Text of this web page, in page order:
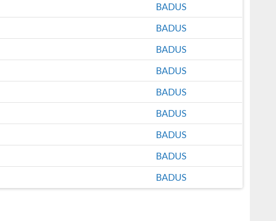
BADUS
BADUS
BADUS
BADUS
BADUS
BADUS
BADUS
BADUS
BADUS